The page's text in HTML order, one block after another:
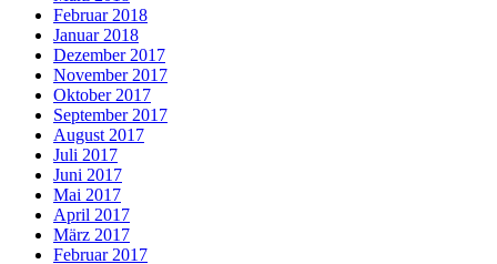
Februar 2018
Januar 2018
Dezember 2017
November 2017
Oktober 2017
September 2017
August 2017
Juli 2017
Juni 2017
Mai 2017
April 2017
März 2017
Februar 2017